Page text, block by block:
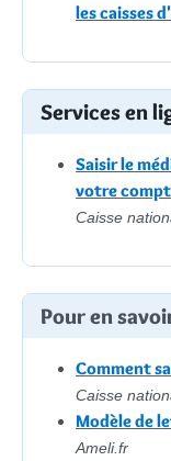
les caisses
Services en
Saisir le
votre
Caisse
Pour en
Comment
Caisse
Modèle de
Ameli.fr